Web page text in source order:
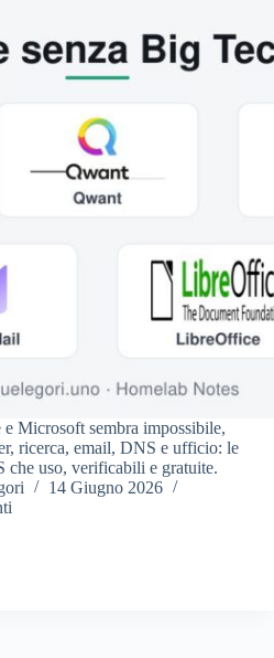
Microsoft sembra impossibile,
ricerca, email, DNS e ufficio: le
che uso, verificabili e gratuite.
14 Giugno 2026